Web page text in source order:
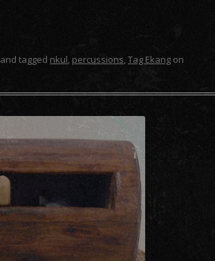
and tagged nkul, percussions,Tag Ekangon